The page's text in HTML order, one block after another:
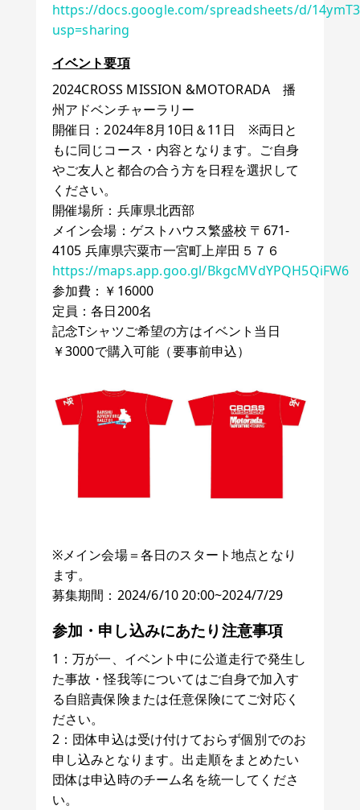
https://docs.google.com/spreadsheets/d/
usp=sharing
イベント要項
2024CROSS MISSION &MOTORADA 播
州アドベンチャーラリー
開催日：2024年8月10日＆11日 ※両日と
もに同じコース・内容となります。ご自身
やご友人と都合の合う方を日程を選択して
ください。
開催場所：兵庫県北西部
メイン会場：ゲストハウス繁盛校 〒671-
4105 兵庫県宍粟市一宮町上岸田５７６
https://maps.app.goo.gl/BkgcMVdYPQH5QiFW6
参加費：￥16000
定員：各日200名
記念Tシャツご希望の方はイベント当日
￥3000で購入可能（要事前申込）
※メイン会場＝各日のスタート地点となり
ます。
募集期間：2024/6/10 20:00~2024/7/29
参加・申し込みにあたり注意事項
1：万が一、イベント中に公道走行で発生し
た事故・怪我等についてはご自身で加入す
る自賠責保険または任意保険にてご対応く
ださい。
2：団体申込は受け付けておらず個別でのお
申し込みとなります。出走順をまとめたい
団体は申込時のチーム名を統一してくださ
い。